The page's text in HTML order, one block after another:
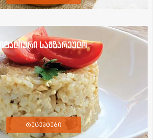
იტალიური სამზარეულო
რეცეპტები